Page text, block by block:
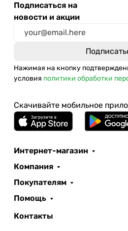
Подписаться на
новости и акции
Нажимая на кнопку
условия политики обработки
Скачивайте мобильное
Интернет-магазин
Компания
Покупателям
Помощь
Контакты